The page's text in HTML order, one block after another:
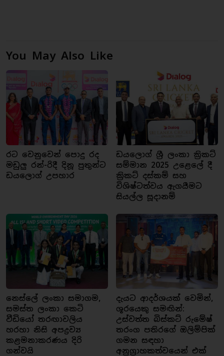
You May Also Like
රට වෙනුවෙන් පොදු රද
මඩුලු රන්-රිදී දිනූ පුතුන්ට
ඩයලොග් උපහාර
ඩයලොග් ශ්‍රී ලංකා ක්‍රිකට්
සම්මාන 2025 උළෙලේ දී
ක්‍රිකට් දස්කම් සහ
විශිෂ්ටත්වය ඇගයීමට
සියල්ල සූදානම්
නෙස්ලේ ලංකා සමාගම,
සමස්ත ලංකා කෙටි
වීඩියෝ තරඟාවලිය
හරහා නිසි අපද්‍රව්‍ය
කළමනාකරණය දිරි
ගන්වයි
දැයට ආදර්ශයක් වෙමින්,
ශූරයෙකු සමඟින්:
උස්වත්ත බිස්කට් රුමේෂ්
තරංග පතිරගේ ඔලිම්පික්
ගමන සඳහා
අනුග්‍රාහකත්වයෙන් එක්